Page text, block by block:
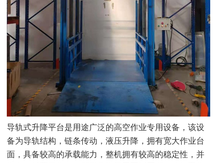
导轨式升降平台是用途广泛的高空作业专用设备，该设
备为导轨结构，链条传动，液压升降，拥有宽大作业台
面，具备较高的承载能力，整机拥有较高的稳定性，并